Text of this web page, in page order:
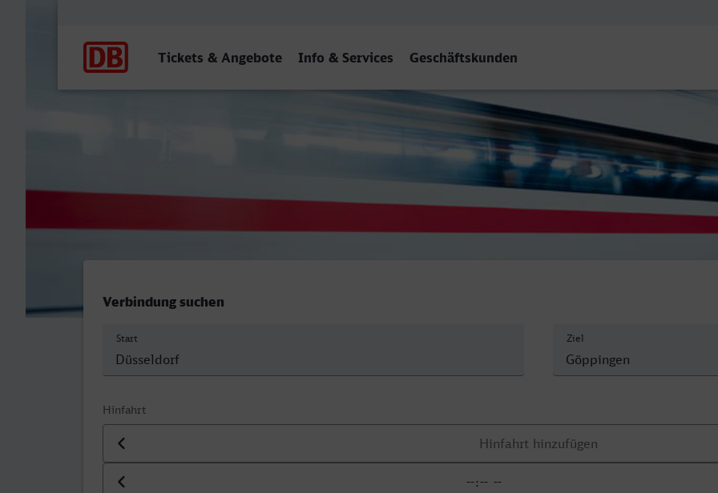
Tickets & Angebote Info & Services Geschäftskunden
Düsseldorf Hbf - Göppingen
Verbindung suchen
Start Ziel
Hinfahrt
Datum der Hinfahrt
Uhrzeit der Hinfahrt